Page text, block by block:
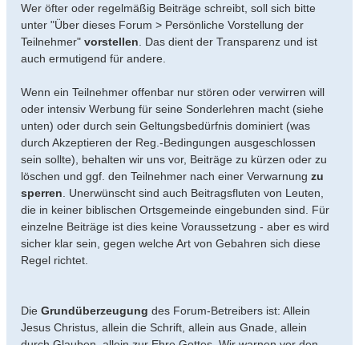
Wer öfter oder regelmäßig Beiträge schreibt, soll sich bitte
unter "Über dieses Forum > Persönliche Vorstellung der
Teilnehmer" vorstellen . Das dient der Transparenz und ist
auch ermutigend für andere.
Wenn ein Teilnehmer offenbar nur stören oder verwirren will
oder intensiv Werbung für seine Sonderlehren macht (siehe
unten) oder durch sein Geltungsbedürfnis dominiert (was
durch Akzeptieren der Reg.-Bedingungen ausgeschlossen
sein sollte), behalten wir uns vor, Beiträge zu kürzen oder zu
löschen und ggf. den Teilnehmer nach einer Verwarnung zu
sperren . Unerwünscht sind auch Beitragsfluten von Leuten,
die in keiner biblischen Ortsgemeinde eingebunden sind. Für
einzelne Beiträge ist dies keine Voraussetzung - aber es wird
sicher klar sein, gegen welche Art von Gebahren sich diese
Regel richtet.
Die Grundüberzeugung des Forum-Betreibers ist: Allein
Jesus Christus, allein die Schrift, allein aus Gnade, allein